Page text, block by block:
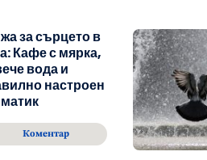
за сърцето в
Кафе с мярка,
вода и
настроен
Коментар